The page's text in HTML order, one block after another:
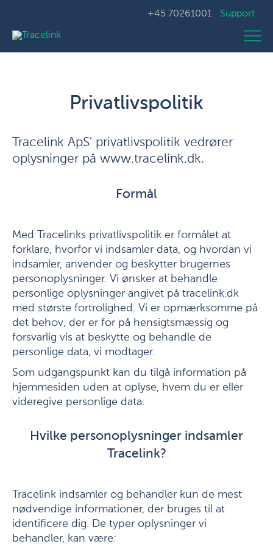
+45 70261001 Support
Privatlivspolitik
Tracelink ApS' privatlivspolitik vedrører
oplysninger på www.tracelink.dk.
Formål
Med Tracelinks privatlivspolitik er formålet at
forklare, hvorfor vi indsamler data, og hvordan vi
indsamler, anvender og beskytter brugernes
personoplysninger. Vi ønsker at behandle
personlige oplysninger angivet på tracelink.dk
med største fortrolighed. Vi er opmærksomme på
det behov, der er for på hensigtsmæssig og
forsvarlig vis at beskytte og behandle de
personlige data, vi modtager.
Som udgangspunkt kan du tilgå information på
hjemmesiden uden at oplyse, hvem du er eller
videregive personlige data.
Hvilke personoplysninger indsamler
Tracelink?
Tracelink indsamler og behandler kun de mest
nødvendige informationer, der bruges til at
identificere dig. De typer oplysninger vi
behandler, kan være: